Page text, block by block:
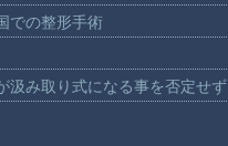
での整形手術
汲み取り式になる事を否定せ